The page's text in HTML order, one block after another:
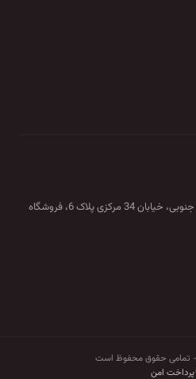
تهران، سعادت آباد، خیابان علامه جنوبی، خیابان 34 مرکزی پلاک 6، فروشگاه
پرداخت امن